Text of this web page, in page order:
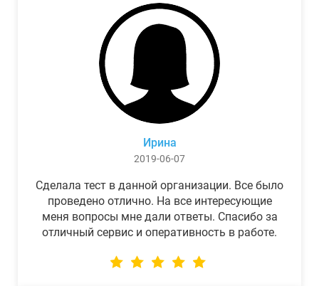
Ирина
2019-06-07
Сделала тест в данной организации. Все было
проведено отлично. На все интересующие
меня вопросы мне дали ответы. Спасибо за
отличный сервис и оперативность в работе.